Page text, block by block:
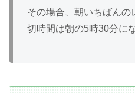
その場合、朝いちばん
切時間は朝の5時30分に